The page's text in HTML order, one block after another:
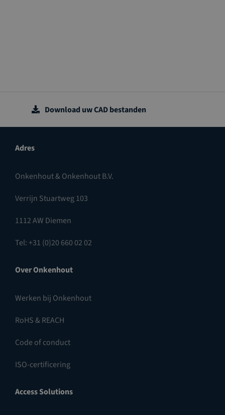
Download uw CAD bestanden
Adres
Onkenhout & Onkenhout B.V.
Verrijn Stuartweg 103
1112 AW Diemen
Tel: +31 (0)20 660 02 02
Over Onkenhout
Werken bij Onkenhout
RoHS & REACH
Code of conduct
ISO-certificering
Access Solutions